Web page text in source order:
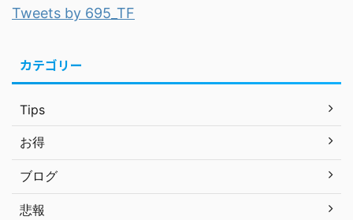
Tweets by 695_TF
カテゴリー
Tips
お得
ブログ
悲報